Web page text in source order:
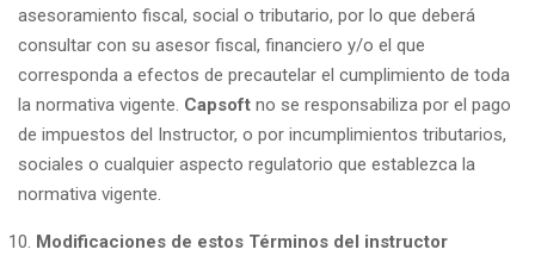
asesoramiento fiscal, social o tributario, por lo que deberá
consultar con su asesor fiscal, financiero y/o el que
corresponda a efectos de precautelar el cumplimiento de toda
la normativa vigente. Capsoft no se responsabiliza por el pago
de impuestos del Instructor, o por incumplimientos tributarios,
sociales o cualquier aspecto regulatorio que establezca la
normativa vigente.
Modificaciones de estos Términos del instructor